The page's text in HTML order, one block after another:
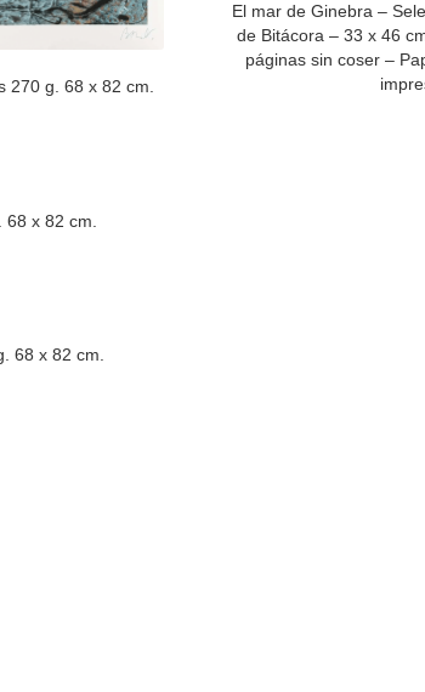
270 g. 68 x 82 cm.
x 82 cm.
68 x 82 cm.
El mar de Ginebra –
de Bitácora – 33 x 46
páginas sin coser –